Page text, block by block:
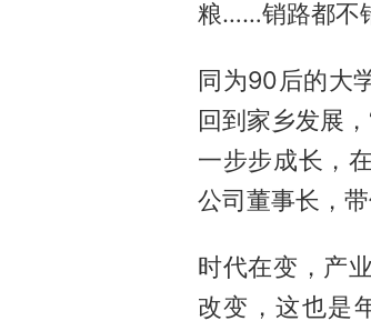
粮……销路都不
同为90后的大
回到家乡发展
一步步成长，
公司董事长，
时代在变，产
改变，这也是